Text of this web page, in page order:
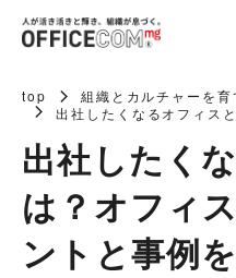
top 組織とカルチャーを育
出社したくなるオフィス
出社したく
は？オフィ
ントと事例